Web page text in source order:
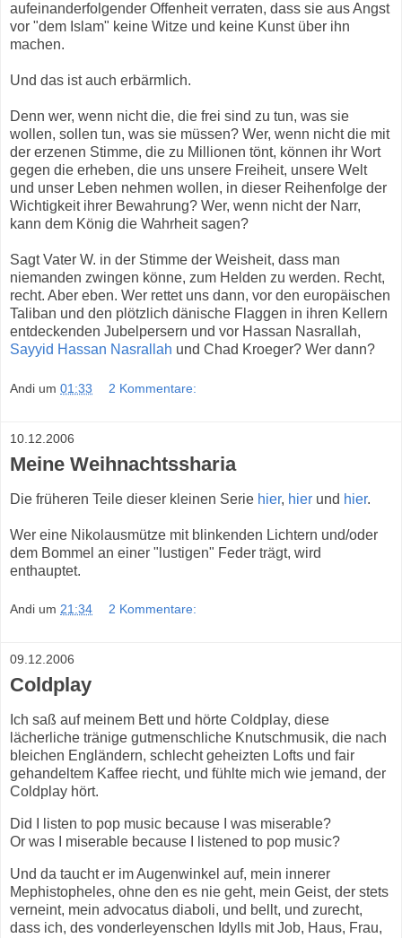
aufeinanderfolgender Offenheit verraten, dass sie aus Angst
vor "dem Islam" keine Witze und keine Kunst über ihn
machen.
Und das ist auch erbärmlich.
Denn wer, wenn nicht die, die frei sind zu tun, was sie
wollen, sollen tun, was sie müssen? Wer, wenn nicht die mit
der erzenen Stimme, die zu Millionen tönt, können ihr Wort
gegen die erheben, die uns unsere Freiheit, unsere Welt
und unser Leben nehmen wollen, in dieser Reihenfolge der
Wichtigkeit ihrer Bewahrung? Wer, wenn nicht der Narr,
kann dem König die Wahrheit sagen?
Sagt Vater W. in der Stimme der Weisheit, dass man
niemanden zwingen könne, zum Helden zu werden. Recht,
recht. Aber eben. Wer rettet uns dann, vor den europäischen
Taliban und den plötzlich dänische Flaggen in ihren Kellern
entdeckenden Jubelpersern und vor Hassan Nasrallah,
Sayyid Hassan Nasrallah und Chad Kroeger? Wer dann?
Andi um 01:33 2 Kommentare:
10.12.2006
Meine Weihnachtssharia
Die früheren Teile dieser kleinen Serie hier, hier und hier.
Wer eine Nikolausmütze mit blinkenden Lichtern und/oder
dem Bommel an einer "lustigen" Feder trägt, wird
enthauptet.
Andi um 21:34 2 Kommentare:
09.12.2006
Coldplay
Ich saß auf meinem Bett und hörte Coldplay, diese
lächerliche tränige gutmenschliche Knutschmusik, die nach
bleichen Engländern, schlecht geheizten Lofts und fair
gehandeltem Kaffee riecht, und fühlte mich wie jemand, der
Coldplay hört.
Did I listen to pop music because I was miserable?
Or was I miserable because I listened to pop music?
Und da taucht er im Augenwinkel auf, mein innerer
Mephistopheles, ohne den es nie geht, mein Geist, der stets
verneint, mein advocatus diaboli, und bellt, und zurecht,
dass ich, des vonderleyenschen Idylls mit Job, Haus, Frau,